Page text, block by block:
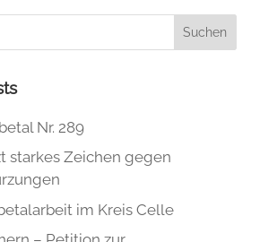
Nr. 289
starkes Zeichen gegen
im Kreis Celle